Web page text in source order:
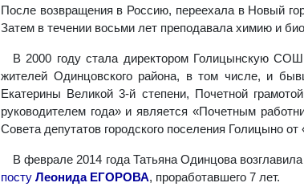
После возвращения в Россию, переехала в Новый
Затем в течении восьми лет преподавала химию и
В 2000 году стала директором Голицынскую
жителей Одинцовского района, в том числе, и
Екатерины Великой 3-й степени, Почетной
руководителем года» и является «Почетным
Совета депутатов городского поселения Голицыно
В феврале 2014 года Татьяна Одинцова
посту Леонида ЕГОРОВА, проработавшего 7 лет.